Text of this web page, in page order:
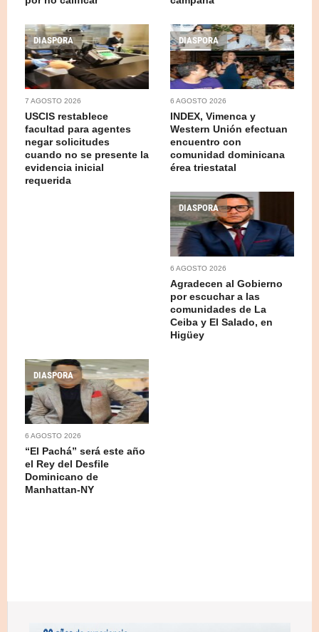
DIASPORA
7 AGOSTO 2026
USCIS restablece
facultad para agentes
negar solicitudes
cuando no se presente la
evidencia inicial
requerida
DIASPORA
6 AGOSTO 2026
INDEX, Vimenca y
Western Unión efectuan
encuentro con
comunidad dominicana
érea triestatal
DIASPORA
6 AGOSTO 2026
Agradecen al Gobierno
por escuchar a las
comunidades de La
Ceiba y El Salado, en
Higüey
DIASPORA
6 AGOSTO 2026
“El Pachá” será este año
el Rey del Desfile
Dominicano de
Manhattan-NY